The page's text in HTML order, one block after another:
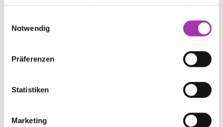
haben oder die sie im Rahmen Ihrer Nutzung der Dienste
Notwendig
Präferenzen
Statistiken
Marketing